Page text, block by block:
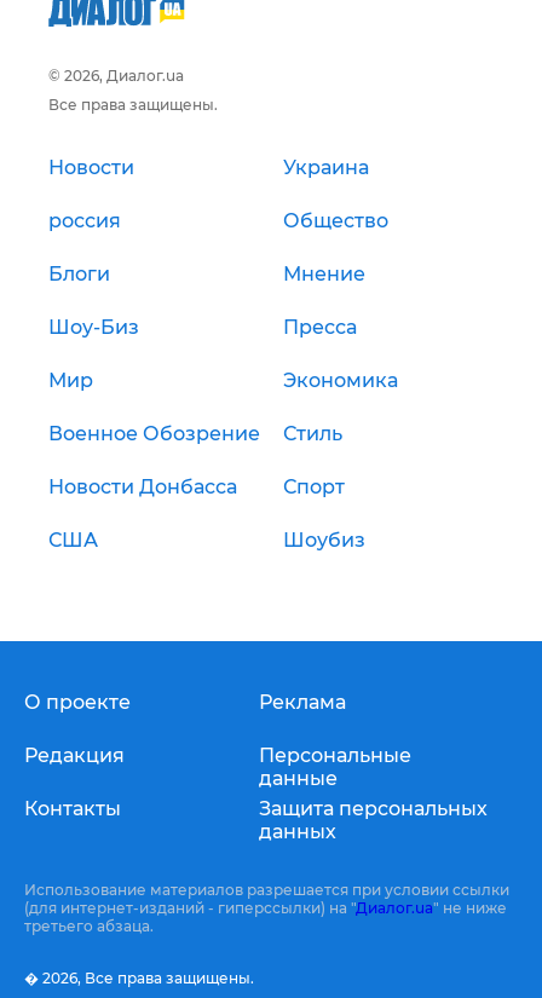
© 2026, Диалог.ua
Все права защищены.
Новости Украина
россия Общество
Блоги Мнение
Шоу-Биз Пресса
Мир Экономика
Военное Обозрение Стиль
Новости Донбасса Спорт
США Шоубиз
О проекте
Редакция
Контакты
Реклама
Персональные
данные
Защита персональных
данных
Использование материалов разрешается при условии ссылки
(для интернет-изданий - гиперссылки) на "Диалог.ua" не ниже
третьего абзаца.
� 2026, Все права защищены.